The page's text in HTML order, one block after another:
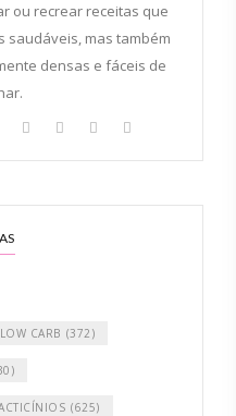
ou recrear receitas que
saudáveis, mas também
densas e fáceis de
LOW CARB (372)
(625)